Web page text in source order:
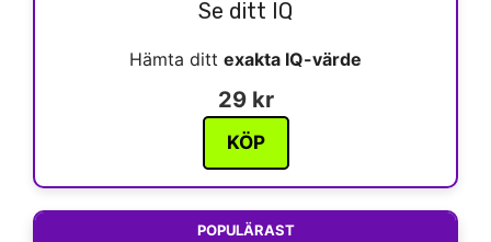
Se ditt IQ
Hämta ditt exakta IQ-värde
29 kr
KÖP
POPULÄRAST